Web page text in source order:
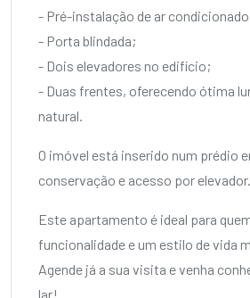
- Pré-instalação de ar
- Porta blindada;
- Dois elevadores no edifício;
- Duas frentes, oferecendo ótima
natural.
O imóvel está inserido num prédio
conservação e acesso por elevador.
Este apartamento é ideal para
funcionalidade e um estilo de vida
Agende já a sua visita e venha
lar!